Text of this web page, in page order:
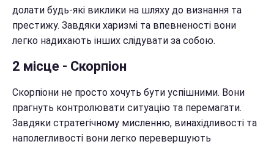
долати будь-які виклики на шляху до визнання та
престижу. Завдяки харизмі та впевненості вони
легко надихають інших слідувати за собою.
2 місце - Скорпіон
Скорпіони не просто хочуть бути успішними. Вони
прагнуть контролювати ситуацію та перемагати.
Завдяки стратегічному мисленню, винахідливості та
наполегливості вони легко перевершують